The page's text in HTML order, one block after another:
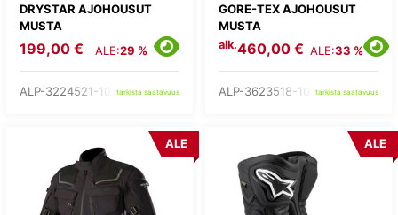
DRYSTAR AJOHOUSUT
MUSTA
199,00 € ALE:29 %
ALP-3224521-10- tarkista saatavuus
GORE-TEX AJOHOUSUT
MUSTA
alk.460,00 € ALE:33 %
ALP-3623518-10- tarkista saatavuus
ALE ALE